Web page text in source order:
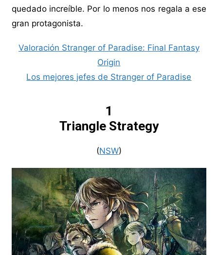
quedado increíble. Por lo menos nos regala a ese
gran protagonista.
Valoración Stranger of Paradise: Final Fantasy
Origin
Los mejores jefes de Stranger of Paradise
1
Triangle Strategy
(NSW)